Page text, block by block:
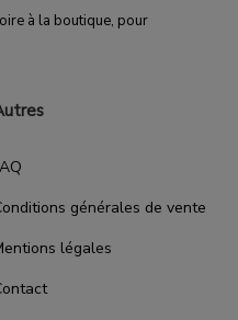
à la boutique, pour
générales de vente
légales